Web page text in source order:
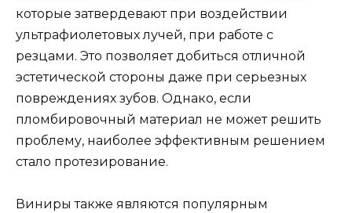
которые затвердевают при воздействии
ультрафиолетовых лучей, при работе с
резцами. Это позволяет добиться отличной
эстетической стороны даже при серьезных
повреждениях зубов. Однако, если
пломбировочный материал не может решить
проблему, наиболее эффективным решением
стало протезирование.
Виниры также являются популярным